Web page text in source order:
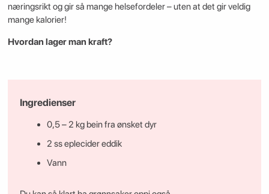
næringsrikt og gir så mange helsefordeler – uten at det gir veldig
mange kalorier!
Hvordan lager man kraft?
Ingredienser
0,5 – 2 kg bein fra ønsket dyr
2 ss eplecider eddik
Vann